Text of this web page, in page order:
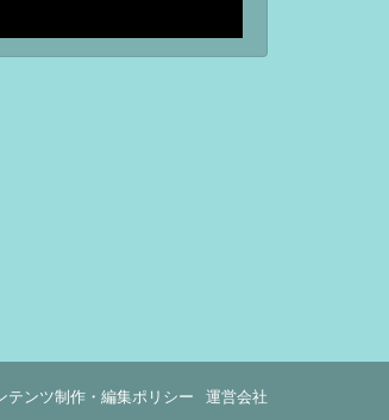
テンツ制作・編集ポリシー 運営会社